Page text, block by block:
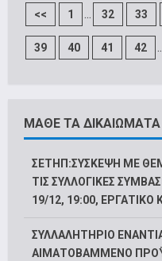
<< 1 ... 32 33
39 40 41 42
ΜΑΘΕ ΤΑ
ΣΕΤΗΠ:ΣΥΣΚΕΨΗ ΜΕ
ΤΙΣ ΣΥΛΛΟΓΙΚΕΣ
19/12, 19:00, ΕΡΓΑΤΙΚΟ
ΣΥΛΛΑΛΗΤΗΡΙΟ
ΑΙΜΑΤΟΒΑΜΜΕΝΟ